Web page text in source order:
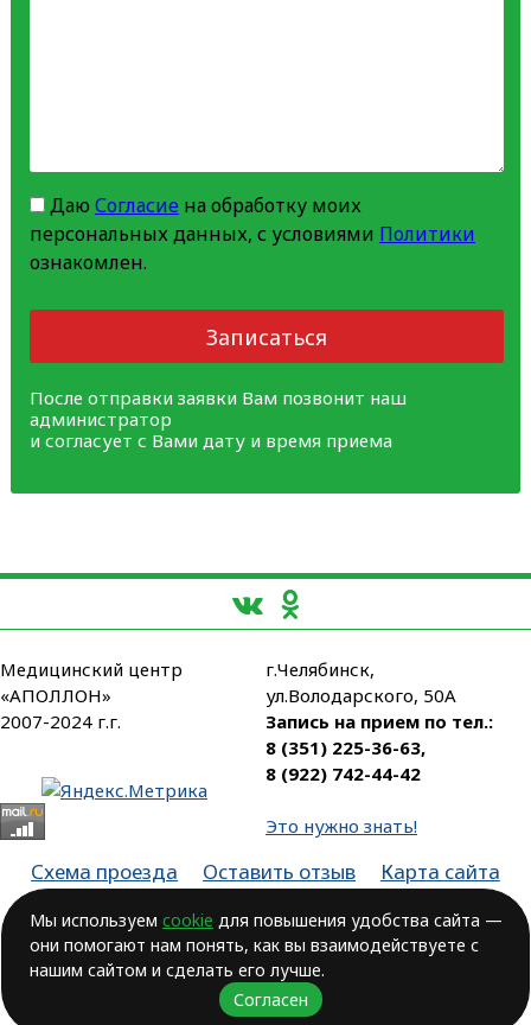
Даю Согласиена обработку моих
персональных данных, с условиями Политики
ознакомлен.
Записаться
После отправки заявки Вам позвонит наш
администратор
и согласует с Вами дату и время приема
Медицинский центр
«АПОЛЛОН»
2007-2024 г.г.
г.Челябинск,
ул.Володарского, 50А
Запись на прием по тел.:
8 (351) 225-36-63,
8 (922) 742-44-42
Это нужно знать!
Схема проезда Оставить отзыв
Карта сайта
Лицензия № ЛО-74-01-003806, от 14.10.2016, выдана Министерством
здравоохранения Челябинской области
ВОЗМОЖНЫ ПРОТИВОПОКАЗАНИЯ.
Мы используем cookie для повышения удобства сайта —
они помогают нам понять, как вы взаимодействуете с
нашим сайтом и сделать его лучше.
Согласен